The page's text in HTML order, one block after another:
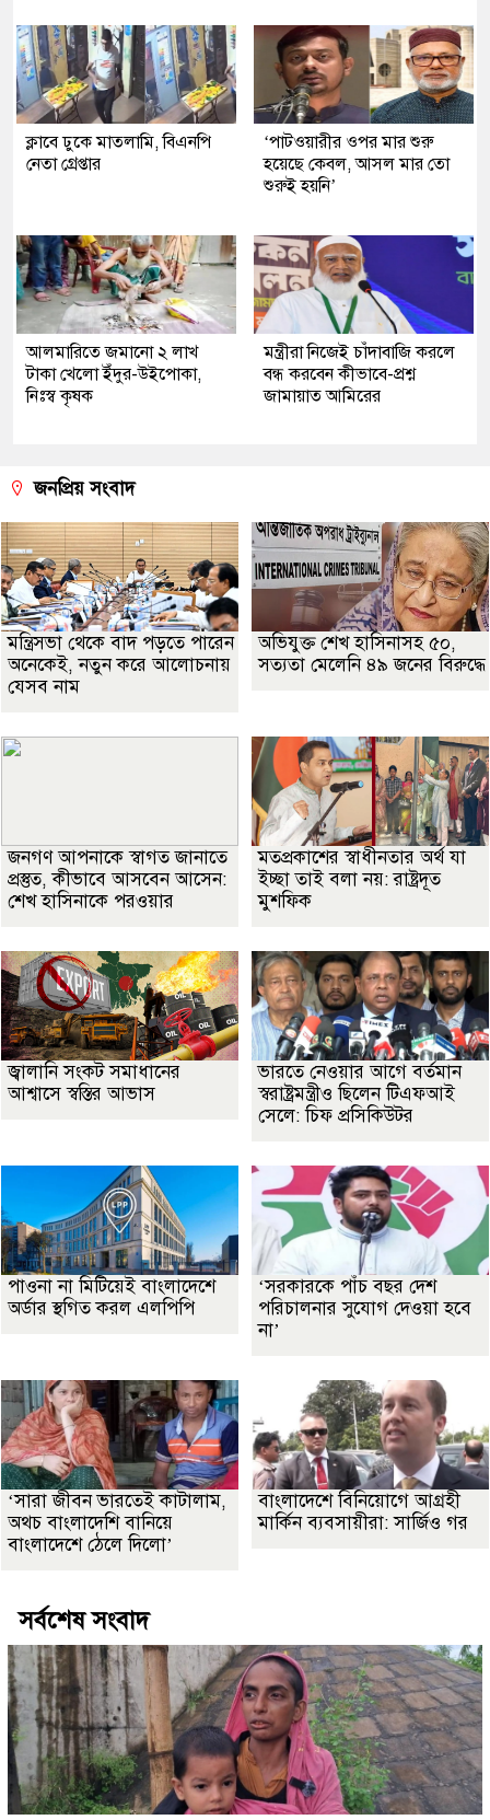
ক্লাবে ঢুকে মাতলামি, বিএনপি
নেতা গ্রেপ্তার
‘পাটওয়ারীর ওপর মার শুরু
হয়েছে কেবল, আসল মার তো
শুরুই হয়নি’
আলমারিতে জমানো ২ লাখ
টাকা খেলো ইঁদুর-উইপোকা,
নিঃস্ব কৃষক
মন্ত্রীরা নিজেই চাঁদাবাজি করলে
বন্ধ করবেন কীভাবে-প্রশ্ন
জামায়াত আমিরের
জনপ্রিয় সংবাদ
মন্ত্রিসভা থেকে বাদ পড়তে পারেন
অনেকেই, নতুন করে আলোচনায়
যেসব নাম
অভিযুক্ত শেখ হাসিনাসহ ৫০,
সত্যতা মেলেনি ৪৯ জনের বিরুদ্ধে
জনগণ আপনাকে স্বাগত জানাতে
প্রস্তুত, কীভাবে আসবেন আসেন:
শেখ হাসিনাকে পরওয়ার
মতপ্রকাশের স্বাধীনতার অর্থ যা
ইচ্ছা তাই বলা নয়: রাষ্ট্রদূত
মুশফিক
জ্বালানি সংকট সমাধানের
আশ্বাসে স্বস্তির আভাস
ভারতে নেওয়ার আগে বর্তমান
স্বরাষ্ট্রমন্ত্রীও ছিলেন টিএফআই
সেলে: চিফ প্রসিকিউটর
পাওনা না মিটিয়েই বাংলাদেশে
অর্ডার স্থগিত করল এলপিপি
‘সরকারকে পাঁচ বছর দেশ
পরিচালনার সুযোগ দেওয়া হবে
না’
‘সারা জীবন ভারতেই কাটালাম,
অথচ বাংলাদেশি বানিয়ে
বাংলাদেশে ঠেলে দিলো’
বাংলাদেশে বিনিয়োগে আগ্রহী
মার্কিন ব্যবসায়ীরা: সার্জিও গর
সর্বশেষ সংবাদ